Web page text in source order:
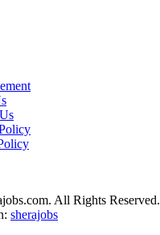
All Rights Reserved.
sherajobs